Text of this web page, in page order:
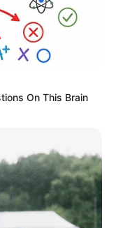
On This Brain